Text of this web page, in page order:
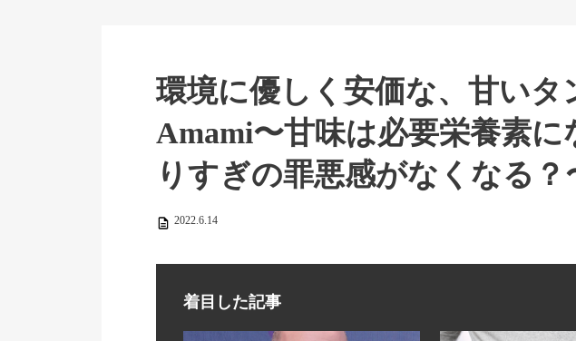
環境に優しく安価な、甘いタ
Amami〜甘味は必要栄養素に
りすぎの罪悪感がなくなる？
2022.6.14
着目した記事